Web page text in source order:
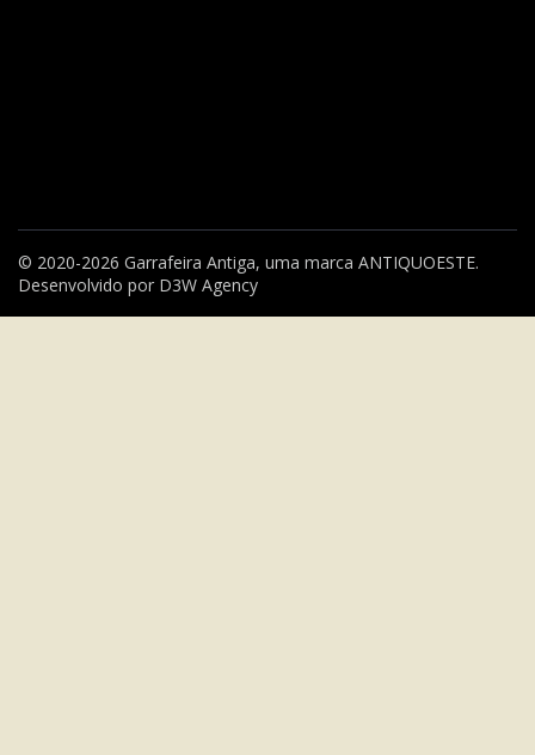
© 2020-2026 Garrafeira Antiga, uma marca ANTIQUOESTE.
Desenvolvido por D3W Agency